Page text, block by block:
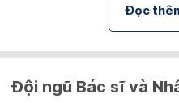
Đọc
Đội ngũ Bác sĩ và